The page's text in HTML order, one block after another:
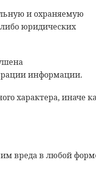
и охраняемую
юридических
информации.
характера, иначе
вреда в любой